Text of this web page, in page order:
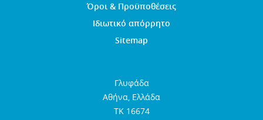
Όροι & Προϋποθέσεις
Ιδιωτικό απόρρητο
Sitemap
Γλυφάδα
Αθήνα, Ελλάδα
TK 16674